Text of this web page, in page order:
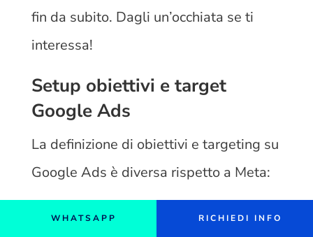
fin da subito. Dagli un’occhiata se ti
interessa!
Setup obiettivi e target
Google Ads
La definizione di obiettivi e targeting su
Google Ads è diversa rispetto a Meta:
Obiettivi di conversione : è
WHATSAPP RICHIEDI INFO